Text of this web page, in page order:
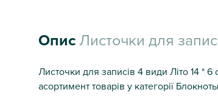
ОписЛисточки для
Листочки для записів 4 види Літо 14 *
асортимент товарів у категорії